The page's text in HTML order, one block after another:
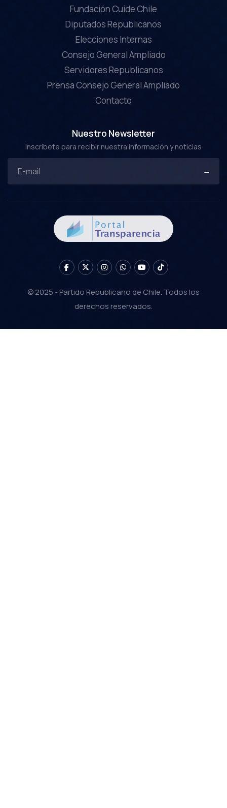
Fundación Cuide Chile
Diputados Republicanos
Elecciones Internas
Consejo General Ampliado
Servidores Republicanos
Prensa Consejo General Ampliado
Contacto
Nuestro Newsletter
Inscríbete para recibir nuestra información y noticias
© 2025 - Partido Republicano de Chile. Todos los
derechos reservados.